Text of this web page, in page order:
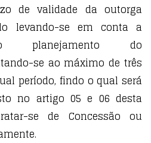
de validade da outorga
levando-se em conta a
planejamento do
se ao máximo de três
período, findo o qual será
no artigo 05 e 06 desta
se de Concessão ou